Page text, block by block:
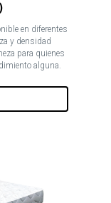
en diferentes
y densidad
para quienes
alguna.